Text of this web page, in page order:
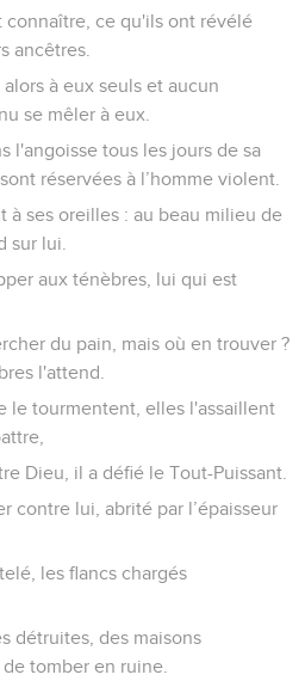
connaître, ce qu'ils ont révélé
ancêtres.
à eux seuls et aucun
se mêler à eux.
l'angoisse tous les jours de sa
réservées à l’homme violent.
à ses oreilles : au beau milieu de
sur lui.
aux ténèbres, lui qui est
du pain, mais où en trouver ?
l'attend.
le tourmentent, elles l'assaillent
Dieu, il a défié le Tout-Puissant.
contre lui, abrité par l’épaisseur
les flancs chargés
détruites, des maisons
tomber en ruine.